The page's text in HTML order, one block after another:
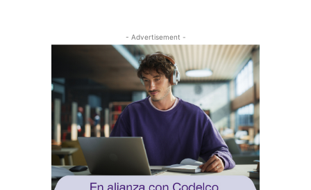
- Advertisement -